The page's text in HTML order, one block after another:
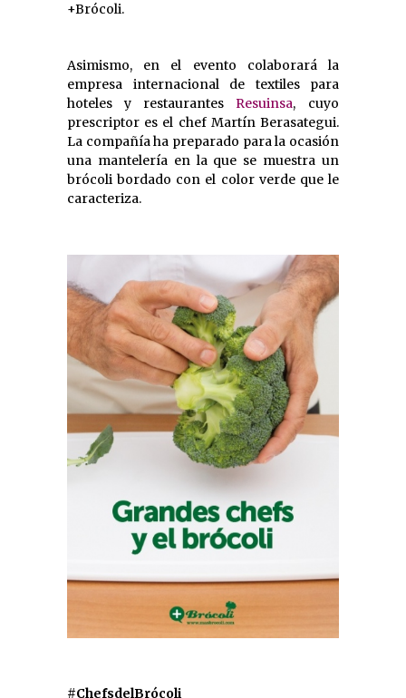
+Brócoli.
Asimismo, en el evento colaborará la
empresa internacional de textiles para
hoteles y restaurantes Resuinsa, cuyo
prescriptor es el chef Martín Berasategui.
La compañía ha preparado para la ocasión
una mantelería en la que se muestra un
brócoli bordado con el color verde que le
caracteriza.
#ChefsdelBrócoli